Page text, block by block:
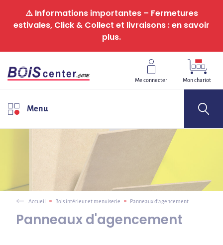
⚠️ Informations importantes – Fermetures
estivales, Click & Collect et livraisons : en savoir
plus.
Me connecter Mon chariot
Menu
Accueil Bois intérieur et menuiserie Panneaux d'agencement
Panneaux d'agencement